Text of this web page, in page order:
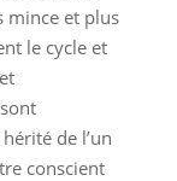
mince et plus
le cycle et
de l’un
conscient